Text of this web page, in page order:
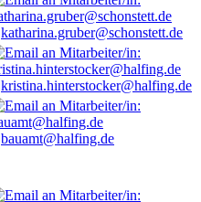
katharina.gruber@schonstett.de
kristina.hinterstocker@halfing.de
bauamt@halfing.de